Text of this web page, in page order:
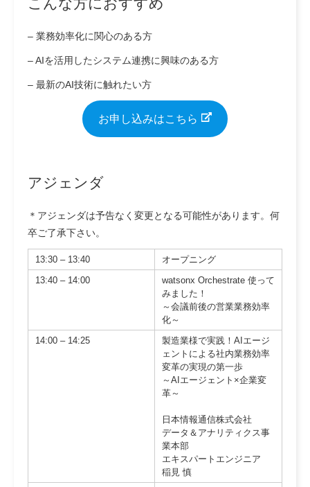
– 業務効率化に関心のある方
– AIを活用したシステム連携に興味のある方
– 最新のAI技術に触れたい方
お申し込みはこちら
アジェンダ
＊アジェンダは予告なく変更となる可能性があります。何
卒ご了承下さい。
13:30 – 13:40
オープニング
13:40 – 14:00
watsonx Orchestrate 使って
みました！
～会議前後の営業業務効率
化～
14:00 – 14:25
製造業様で実践！AIエージ
ェントによる社内業務効率
変革の実現の第一歩
～AIエージェント×企業変
革～
日本情報通信株式会社
データ＆アナリティクス事
業本部
エキスパートエンジニア
稲見 慎